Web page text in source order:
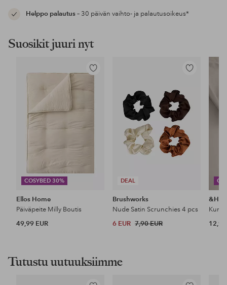
Helppo palautus– 30 päivän vaihto- ja palautusoikeus*
Suosikit juuri nyt
COSYBED 30%
Lisää
Ellos Home
Päiväpeite Milly Boutis
49,99 EUR
DEAL
Lisää
Brushworks
Nude Satin Scrunchies 4 pcs
6 EUR 7,90 EUR 12,99
Tutustu uutuuksiimme